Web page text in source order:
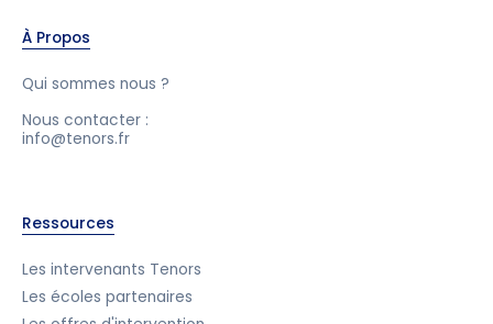
À Propos
Qui sommes nous ?
Nous contacter :
info@tenors.fr
Ressources
Les intervenants Tenors
Les écoles partenaires